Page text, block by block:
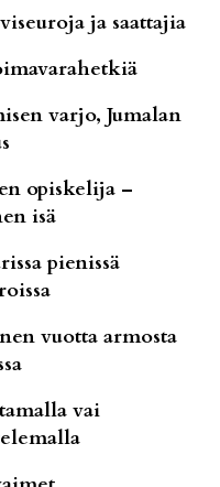
ja saattajia
varjo, Jumalan
opiskelija –
isä
pienissä
vuotta armosta
vai